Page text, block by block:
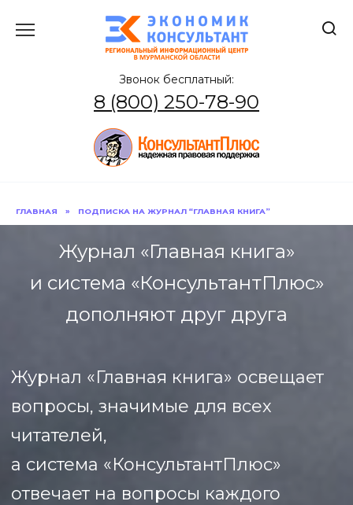
содержанию
Звонок бесплатный:
8 (800) 250-78-90
ГЛАВНАЯ » ПОДПИСКА НА ЖУРНАЛ “ГЛАВНАЯ КНИГА”
Журнал «Главная книга»
и система «КонсультантПлюс»
дополняют друг друга
Журнал «Главная книга» освещает
вопросы, значимые для всех
читателей,
а система «КонсультантПлюс»
отвечает на вопросы каждого